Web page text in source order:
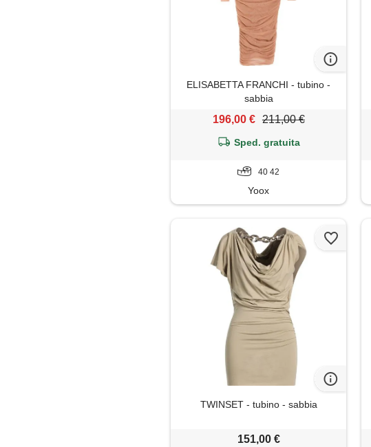
ELISABETTA FRANCHI - tubino -
sabbia
196,00 € 211,00 €
Sped. gratuita
40 42
Yoox
TWINSET - tubino - sabbia
151,00 €